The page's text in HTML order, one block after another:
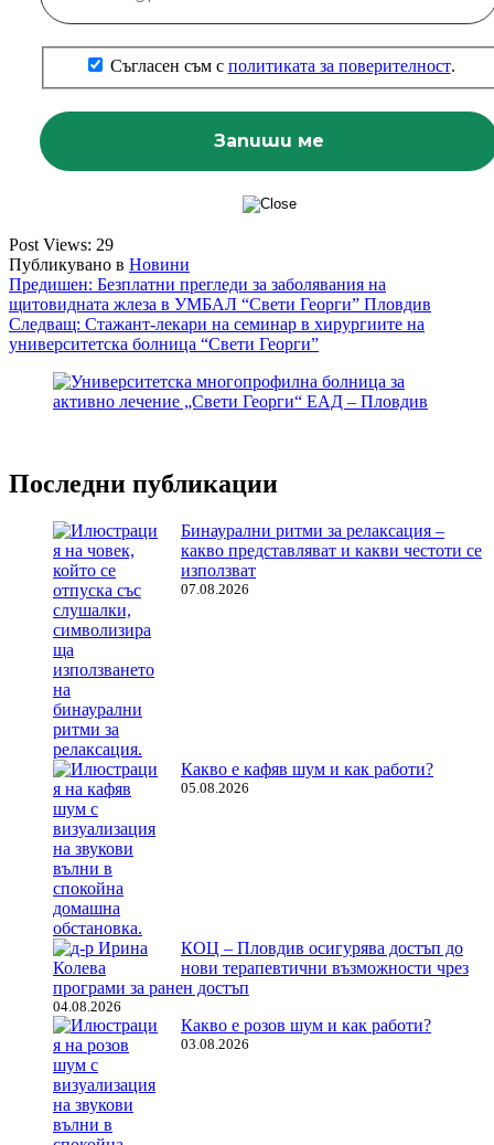
Съгласен съм с политиката за поверителност.
Post Views: 29
Публикувано в Новини
Навигация
Предишен: Безплатни прегледи за заболявания на
щитовидната жлеза в УМБАЛ “Свети Георги” Пловдив
Следващ: Стажант-лекари на семинар в хирургиите на
университетска болница “Свети Георги”
Последни публикации
Бинаурални ритми за релаксация –
какво представляват и какви честоти се
използват
07.08.2026
Какво е кафяв шум и как работи?
05.08.2026
КОЦ – Пловдив осигурява достъп до
нови терапевтични възможности чрез
програми за ранен достъп
04.08.2026
Какво е розов шум и как работи?
03.08.2026